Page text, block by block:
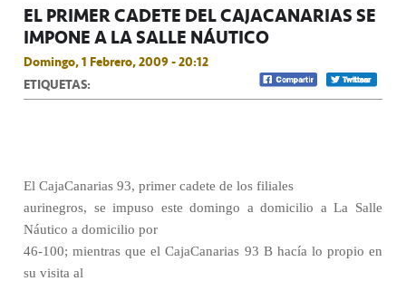
EL PRIMER CADETE DEL CAJACANARIAS SE
IMPONE A LA SALLE NÁUTICO
Domingo, 1 Febrero, 2009 - 20:12
ETIQUETAS:
El CajaCanarias 93, primer cadete de los filiales
aurinegros, se impuso este domingo a domicilio a La Salle
Náutico a domicilio por
46-100; mientras que el CajaCanarias 93 B hacía lo propio en
su visita al